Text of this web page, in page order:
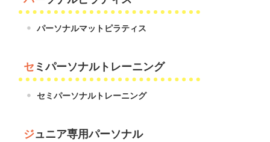
パーソナルマットピラティス
セミパーソナルトレーニング
セミパーソナルトレーニング
ジュニア専用パーソナル